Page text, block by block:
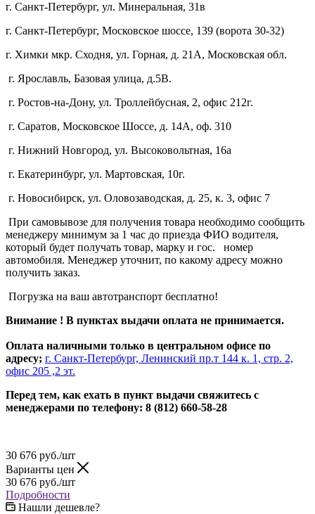
г. Санкт-Петербург, ул. Минеральная, 31в
г. Санкт-Петербург, Московское шоссе, 139 (ворота 30-32)
г. Химки мкр. Сходня, ул. Горная, д. 21А, Московская обл.
г. Ярославль, Базовая улица, д.5В.
г. Ростов-на-Дону, ул. Троллейбусная, 2, офис 212г.
г. Саратов, Московское Шоссе, д. 14А, оф. 310
г. Нижний Новгород, ул. Высоковольтная, 16а
г. Екатеринбург, ул. Мартовская, 10г.
г. Новосибирск, ул. Оловозаводская, д. 25, к. 3, офис 7
При самовывозе для получения товара необходимо сообщить
менеджеру минимум за 1 час до приезда ФИО водителя,
который будет получать товар, марку и гос. номер
автомобиля. Менеджер уточнит, по какому адресу можно
получить заказ.
Погрузка на ваш автотранспорт бесплатно!
Внимание ! В пунктах выдачи оплата не принимается.
Оплата наличными только в центральном офисе по
адресу; г. Санкт-Петербург, Ленинский пр.т 144 к. 1, стр. 2,
офис 205 ,2 эт.
Перед тем, как ехать в пункт выдачи свяжитесь с
менеджерами по телефону: 8 (812) 660-58-28
30 676 руб./шт
Варианты цен
30 676 руб./шт
Подробности
Нашли дешевле?